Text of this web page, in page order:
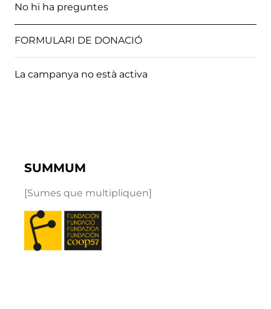
No hi ha preguntes
FORMULARI DE DONACIÓ
La campanya no està activa
SUMMUM
[Sumes que multipliquen]